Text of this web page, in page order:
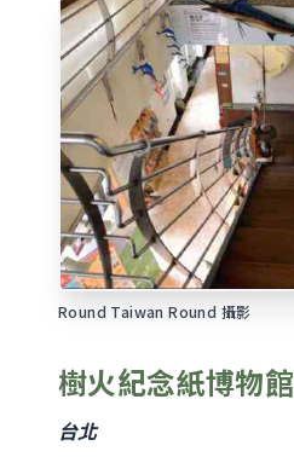
Round Taiwan Round 攝影
樹火紀念紙博物館
台北